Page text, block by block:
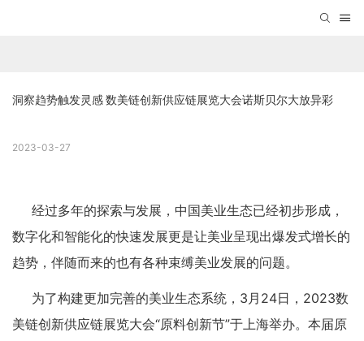
洞察趋势触发灵感 数美链创新供应链展览大会诺斯贝尔大放异彩
2023-03-27
经过多年的探索与发展，中国美业生态已经初步形成，
数字化和智能化的快速发展更是让美业呈现出爆发式增长的
趋势，伴随而来的也有各种束缚美业发展的问题。
为了构建更加完善的美业生态系统，3月24日，2023数
美链创新供应链展览大会“原料创新节”于上海举办。本届原